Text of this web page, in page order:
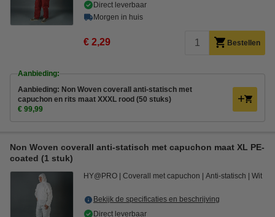
Direct leverbaar
Morgen in huis
€ 2,29 Bestellen
Aanbieding:
Aanbieding: Non Woven coverall anti-statisch met
capuchon en rits maat XXXL rood (50 stuks)
€ 99,99
Non Woven coverall anti-statisch met capuchon maat XL PE-
coated (1 stuk)
HY@PRO Coverall met capuchon Anti-statisch Wit
Bekijk de specificaties en beschrijving
Direct leverbaar